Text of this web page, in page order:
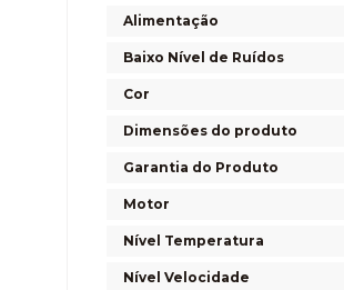
Alimentação
Baixo Nível de Ruídos
Cor
Dimensões do produto
Garantia do Produto
Motor
Nível Temperatura
Nível Velocidade